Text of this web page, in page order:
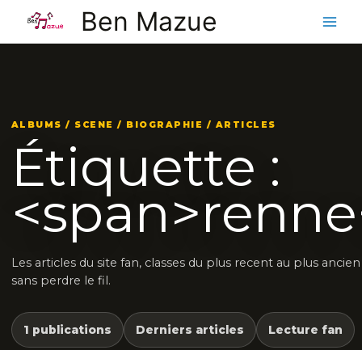
contenu
Ben Mazue
ALBUMS / SCENE / BIOGRAPHIE / ARTICLES
Étiquette :
Les articles du site fan, classes du plus recent au plus
sans perdre le fil.
1 publications Derniers articles Lecture fan